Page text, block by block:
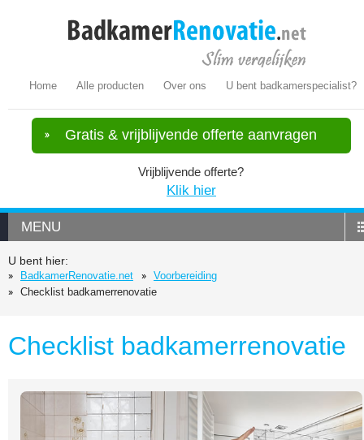
Home Alle producten Over ons U bent badkamerspecialist?
Gratis & vrijblijvende offerte aanvragen
Vrijblijvende offerte?
Klik hier
MENU
U bent hier:
BadkamerRenovatie.net
Voorbereiding
Checklist badkamerrenovatie
Checklist badkamerrenovatie